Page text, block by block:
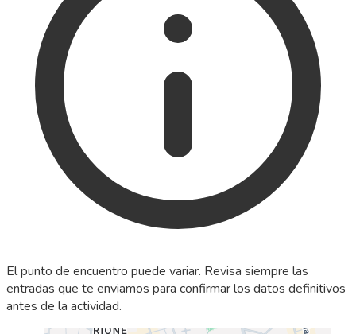
El punto de encuentro puede variar. Revisa siempre las
entradas que te enviamos para confirmar los datos definitivos
antes de la actividad.